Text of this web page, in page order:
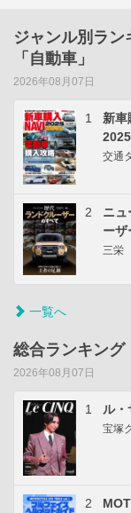
ジャンル別ラン
「自動車」
2026年08月07日
1
新車
交通
2
ニュ
ーザ
三栄
一覧へ
総合ランキング
2026年08月07日
1 ル・
宝塚
2